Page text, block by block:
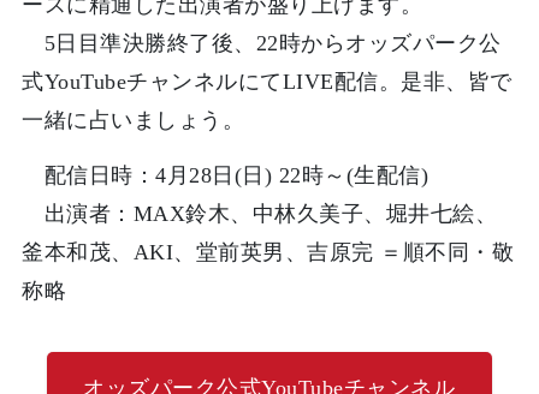
ースに精通した出演者が盛り上げます。
5日目準決勝終了後、22時からオッズパーク公
式YouTubeチャンネルにてLIVE配信。是非、皆で
一緒に占いましょう。
配信日時：4月28日(日) 22時～(生配信)
出演者：MAX鈴木、中林久美子、堀井七絵、
釜本和茂、AKI、堂前英男、吉原完 ＝順不同・敬
称略
オッズパーク公式YouTubeチャンネル